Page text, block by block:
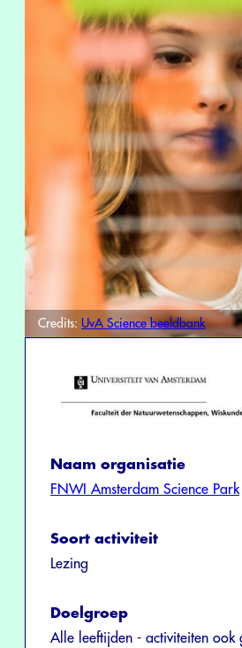
Credits: UvA Science beeldbank
Naam organisatie
FNWI Amsterdam Science Park
Soort activiteit
Lezing
Doelgroep
Alle leeftijden - activiteiten ook